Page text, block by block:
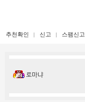
추천확인 신고 스팸신고
로마냐